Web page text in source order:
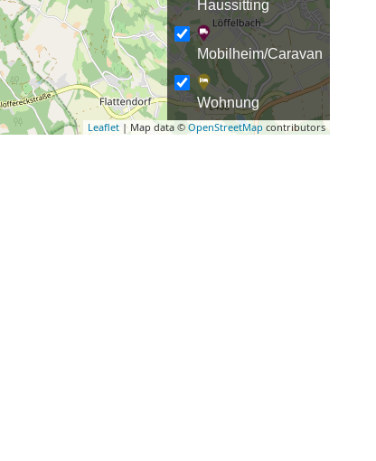
Leaflet | Map data © OpenStreetMap contributors
Haussitting
Mobilheim/Caravan
Wohnung